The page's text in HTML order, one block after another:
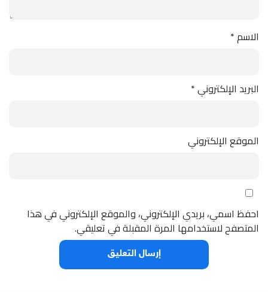
الاسم*
البريد الإلكتروني*
الموقع الإلكتروني
احفظ اسمي، بريدي الإلكتروني، والموقع الإلكتروني في هذا
المتصفح لاستخدامها المرة المقبلة في تعليقي.